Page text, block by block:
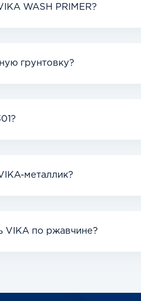
WASH PRIMER?
грунтовку?
металлик?
VIKA по ржавчине?